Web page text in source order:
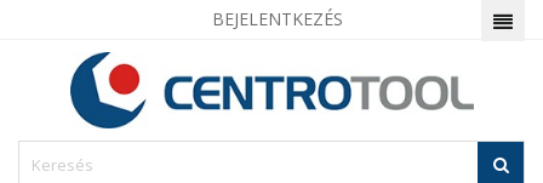
BEJELENTKEZÉS